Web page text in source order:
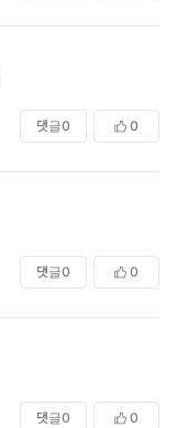
댓글0 0
댓글0 0
댓글0 0